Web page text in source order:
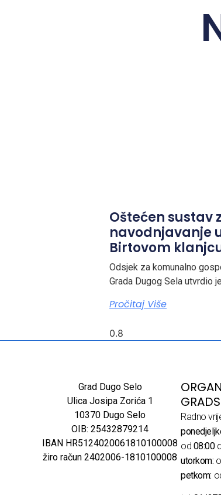
Oštećen sustav
navodnjavanje
Birtovom
Odsjek za komunalno
Grada Dugog Sela utvrdio
Pročitaj Više
Grad Dugo Selo
Ulica Josipa Zorića 1
10370 Dugo Selo
OIB: 25432879214
IBAN HR5124020061810100008
žiro račun 2402006-1810100008
Radno
od 08:00
utorkom:
petkom: